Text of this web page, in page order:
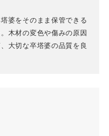
婆をそのまま保管できる
木材の変色や傷みの原因
大切な卒塔婆の品質を良